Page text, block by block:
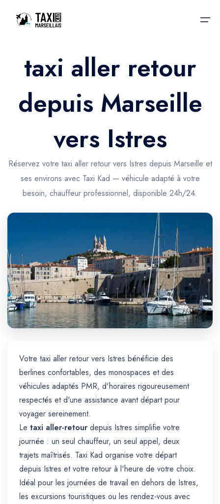
Accueil
Nos services
Nos services
Trajet Gare SNCF
Trajet Port croisière
Trajet Séminaire
Trajet Santé
Taxis aéroport
Réservation
Actualités & évènements
Contactez-nous
taxi aller retour
depuis Marseille
vers Istres
Réservez votre taxi aller retour vers Istres depuis Marseille et
ses environs avec Taxi Kad — véhicule adapté à votre
besoin, chauffeur professionnel, disponible 24h/24.
Votre taxi aller retour vers Istres bénéficie des
berlines confortables, des monospaces et des
véhicules adaptés PMR, d'horaires rigoureusement
respectés et d'une assistance avant départ pour
voyager sereinement.
Le taxi aller-retour depuis Istres simplifie votre
journée : un seul chauffeur, un seul appel, deux
trajets maîtrisés. Taxi Kad organise votre départ
depuis Istres et votre retour à l'heure de votre choix.
Idéal pour les journées de travail en dehors de Istres,
les excursions touristiques ou les rendez-vous avec